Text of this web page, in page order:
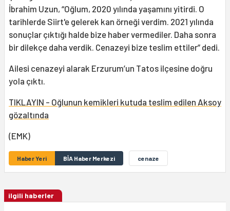
İbrahim Uzun, “Oğlum, 2020 yılında yaşamını yitirdi. O
tarihlerde Siirt'e gelerek kan örneği verdim. 2021 yılında
sonuçlar çıktığı halde bize haber vermediler. Daha sonra
bir dilekçe daha verdik. Cenazeyi bize teslim ettiler” dedi.
Ailesi cenazeyi alarak Erzurum’un Tatos ilçesine doğru
yola çıktı.
TIKLAYIN - Oğlunun kemikleri kutuda teslim edilen Aksoy
gözaltında
(EMK)
Haber Yeri BİA Haber Merkezi cenaze
ilgili haberler